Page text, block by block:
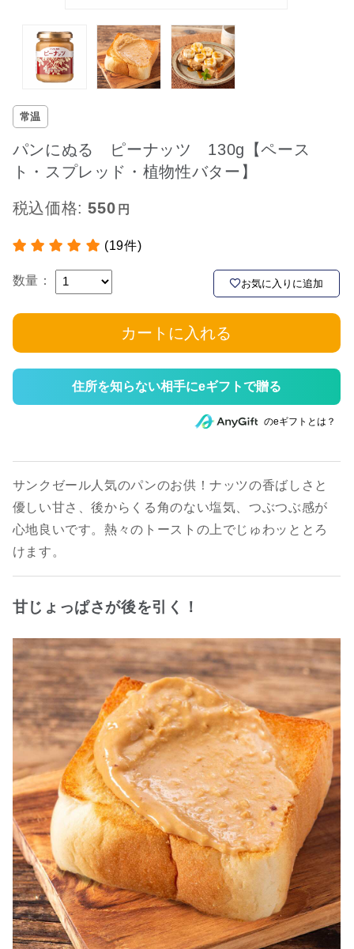
常温
パンにぬる ピーナッツ 130g【ペース
ト・スプレッド・植物性バター】
税込価格:550
(19件)
数量： お気に入りに追加
カートに入れる
住所を知らない相手にeギフトで贈る
のeギフトとは？
サンクゼール人気のパンのお供！ナッツの香ばしさと
優しい甘さ、後からくる角のない塩気、つぶつぶ感が
心地良いです。熱々のトーストの上でじゅわッととろ
けます。
甘じょっぱさが後を引く！